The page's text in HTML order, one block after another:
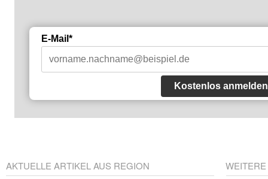
E-Mail*
Kostenlos anmelden
AKTUELLE ARTIKEL AUS REGION